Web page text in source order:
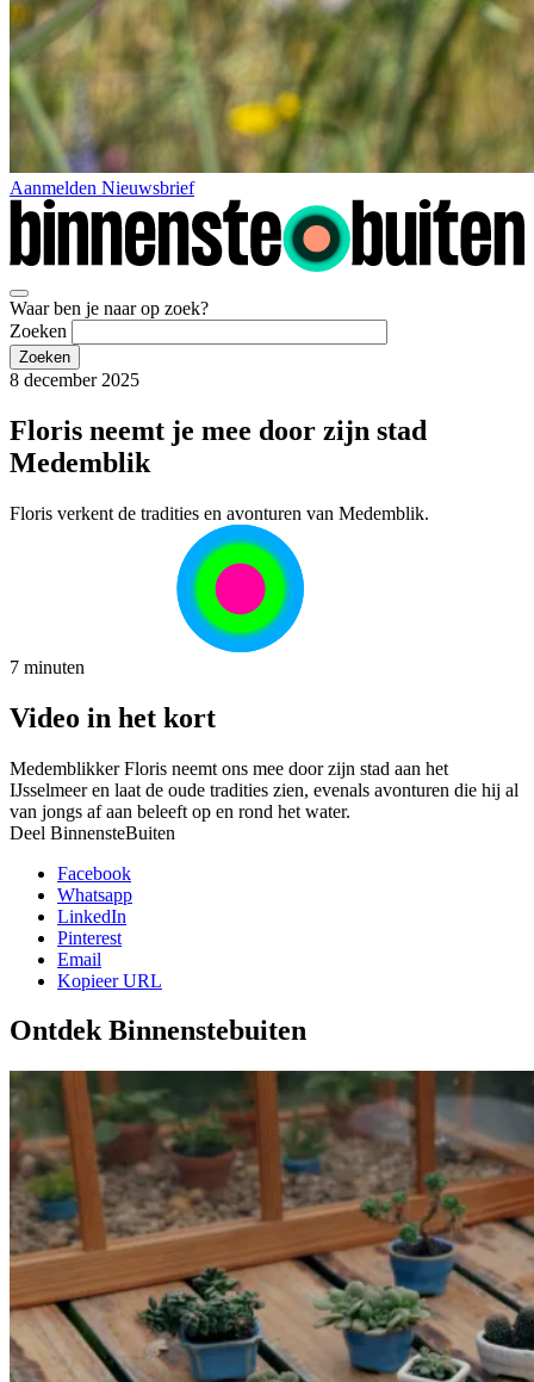
Aanmelden Nieuwsbrief
Waar ben je naar op zoek?
Zoeken
8 december 2025
Floris neemt je mee door zijn stad
Medemblik
Floris verkent de tradities en avonturen van Medemblik.
7 minuten
Video in het kort
Medemblikker Floris neemt ons mee door zijn stad aan het
IJsselmeer en laat de oude tradities zien, evenals avonturen die hij al
van jongs af aan beleeft op en rond het water.
Deel BinnensteBuiten
Facebook
Whatsapp
LinkedIn
Pinterest
Email
Kopieer URL
Ontdek Binnenstebuiten